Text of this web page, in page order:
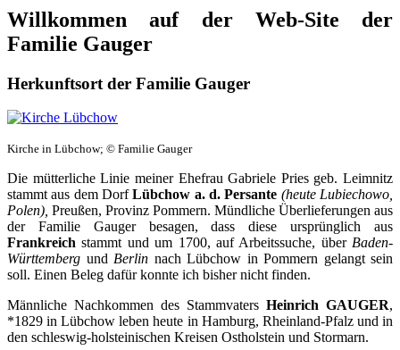
Willkommen auf der Web-Site der
Familie Gauger
Herkunftsort der Familie Gauger
Kirche in Lübchow; © Familie Gauger
Die mütterliche Linie meiner Ehefrau Gabriele Pries geb. Leimnitz
stammt aus dem DorfLübchow a. d. Persante (heute Lubiechowo,
Polen), Preußen, Provinz Pommern. Mündliche Überlieferungen aus
der Familie Gauger besagen, dass diese ursprünglich aus
Frankreich stammt und um 1700, auf Arbeitssuche, über Baden-
Württemberg und Berlin nach Lübchow in Pommern gelangt sein
soll. Einen Beleg dafür konnte ich bisher nicht finden.
Männliche Nachkommen des Stammvaters Heinrich GAUGER,
*1829 in Lübchow leben heute in Hamburg, Rheinland-Pfalz und in
den schleswig-holsteinischen Kreisen Ostholstein und Stormarn.